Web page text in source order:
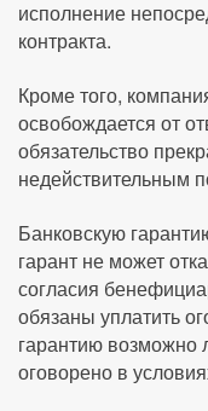
исполнение
контракта.
Кроме того,
освобождается от
обязательство
недействительным
Банковскую
гарант не может
согласия
обязаны уплатить
гарантию возможно
оговорено в